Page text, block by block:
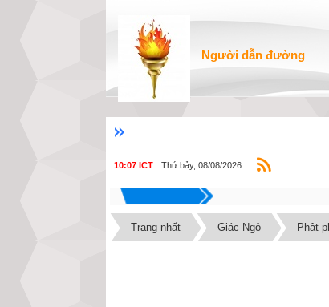
Người dẫn đường
10:07 ICT Thứ bảy, 08/08/2026
Trang nhất Giác Ngộ Phật